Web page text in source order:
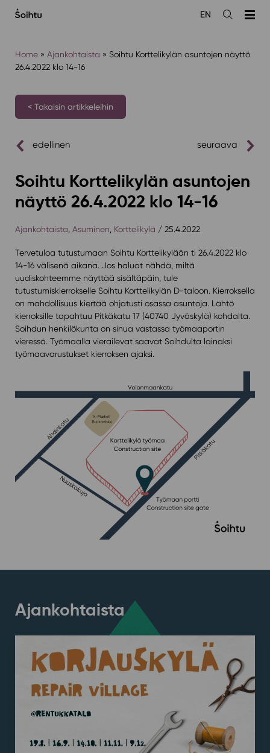
sisältöön
Avaa
EN
Home» Ajankohtaista » Soihtu Korttelikylän asuntojen näyttö
26.4.2022 klo 14-16
< Takaisin artikkeleihin
edellinen seuraava
Soihtu Korttelikylän asuntojen
näyttö 26.4.2022 klo 14-16
Ajankohtaista Asuminen Korttelikylä / 25.4.2022
Tervetuloa tutustumaan Soihtu Korttelikylään ti 26.4.2022 klo
14-16 välisenä aikana. Jos haluat nähdä, miltä
uudiskohteemme näyttää sisältäpäin, tule
tutustumiskierrokselle Soihtu Korttelikylän D-taloon. Kierroksella
on mahdollisuus kiertää ohjatusti osassa asuntoja. Lähtö
kierroksille tapahtuu Pitkäkatu 17 (40740 Jyväskylä) kohdalta.
Soihdun henkilökunta on sinua vastassa työmaaportin
vieressä. Työmaalla vierailevat saavat Soihdulta lainaksi
työmaavarustukset kierroksen ajaksi.
Ajankohtaista